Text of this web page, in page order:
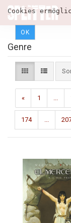
Cookies
OK
Genre
« 1 ...
174 ...